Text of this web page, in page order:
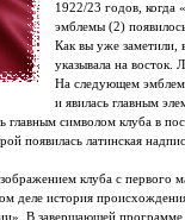
1922/23 годов, когда
эмблемы (2)
Как вы уже заметили,
указывала на восток.
На следующем
и явилась главным
главным символом клуба в
появилась латинская
клуба с первого
деле история
В завершающей